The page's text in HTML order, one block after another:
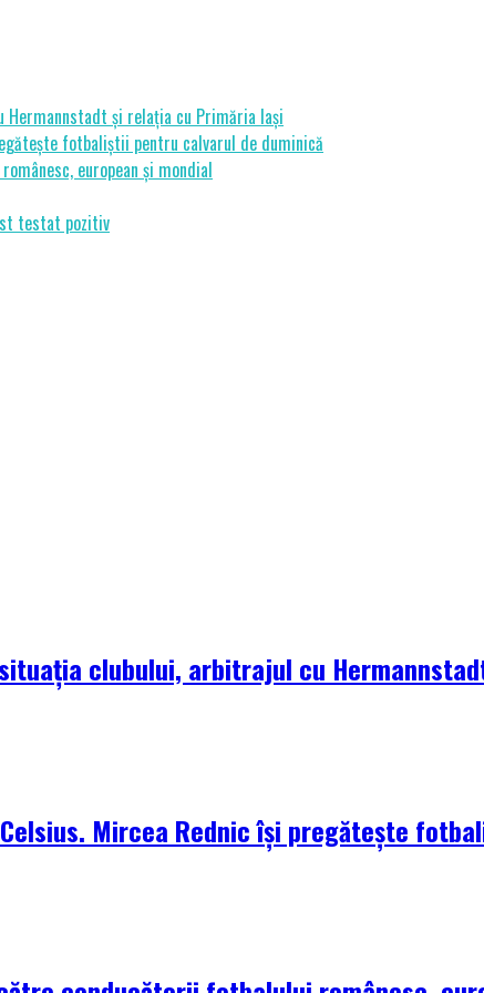
și relația cu Primăria Iași
fotbaliștii pentru calvarul de duminică
european și mondial
testat pozitiv
clubului, arbitrajul cu
Mircea Rednic își pregătește